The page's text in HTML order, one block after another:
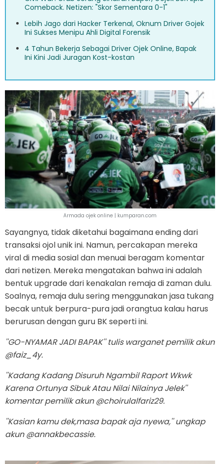
Comeback. Netizen: "Skor Sementara 0-1"
Lebih Jago dari Hacker Terkenal, Oknum Driver Gojek
Ini Sukses Menipu Ahli Digital Forensik
4 Tahun Bekerja Sebagai Driver Ojek Online, Bapak
Ini Kini Jadi Juragan Kost-kostan
Armada ojek online | kumparan.com
Sayangnya, tidak diketahui bagaimana ending dari
transaksi ojol unik ini. Namun, percakapan mereka
viral di media sosial dan menuai beragam komentar
dari netizen. Mereka mengatakan bahwa ini adalah
bentuk upgrade dari kenakalan remaja di zaman dulu.
Soalnya, remaja dulu sering menggunakan jasa tukang
becak untuk berpura-pura jadi orangtua kalau harus
berurusan dengan guru BK seperti ini.
''GO-NYAMAR JADI BAPAK'' tulis warganet pemilik akun
@faiz_4y.
''Kadang Kadang Disuruh Ngambil Raport Wkwk
Karena Ortunya Sibuk Atau Nilai Nilainya Jelek''
komentar pemilik akun @choirulalfariz29.
''Kasian kamu dek,masa bapak aja nyewa,'' ungkap
akun @annakbecassie.